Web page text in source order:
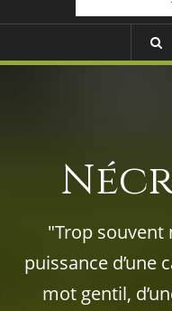
"Trop souvent
puissance d’une
mot gentil,